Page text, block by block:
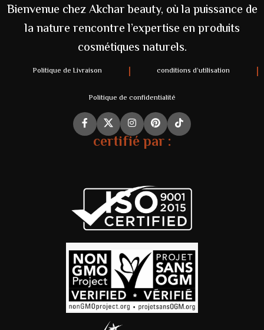
Bienvenue chez Akchar beauty, où la puissance de
la nature rencontre l’expertise en produits
cosmétiques naturels.
Politique de Livraison conditions d’utilisation
Politique de confidentialité
certifié par :